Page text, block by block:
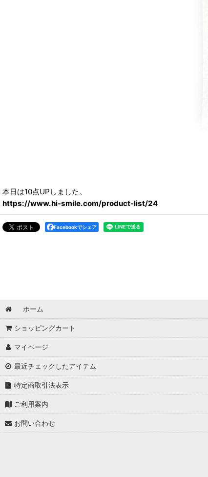
本日は10点UPしました。
https://www.hi-smile.com/product-list/24
Facebookでシェア
ホーム
ショッピングカート
マイページ
最近チェックしたアイテム
特定商取引法表示
ご利用案内
お問い合わせ